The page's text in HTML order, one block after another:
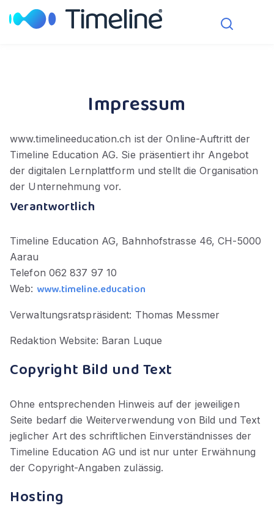
Über Uns
Impressum
www.timelineeducation.ch ist der Online-Auftritt der
Timeline Education AG. Sie präsentiert ihr Angebot
der digitalen Lernplattform und stellt die Organisation
der Unternehmung vor.
Verantwortlich
Timeline Education AG, Bahnhofstrasse 46, CH-5000
Aarau
Telefon 062 837 97 10
Web: www.timeline.education
Verwaltungsratspräsident: Thomas Messmer
Redaktion Website: Baran Luque
Copyright Bild und Text
Ohne entsprechenden Hinweis auf der jeweiligen
Seite bedarf die Weiterverwendung von Bild und Text
jeglicher Art des schriftlichen Einverständnisses der
Timeline Education AG und ist nur unter Erwähnung
der Copyright-Angaben zulässig.
Hosting